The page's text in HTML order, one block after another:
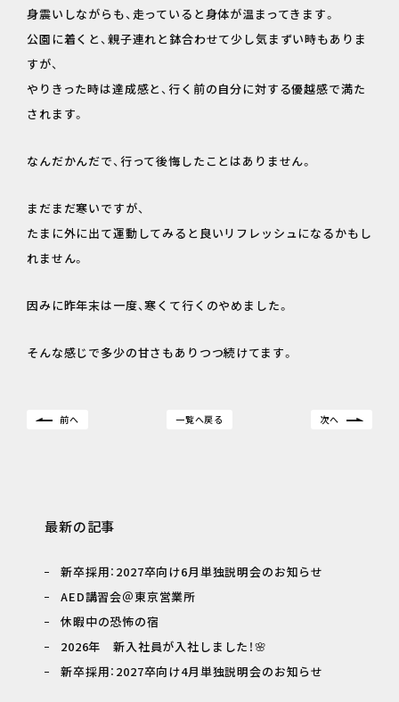
身震いしながらも、走っていると身体が温まってきます。
公園に着くと、親子連れと鉢合わせて少し気まずい時もありま
すが、
やりきった時は達成感と、行く前の自分に対する優越感で満た
されます。
なんだかんだで、行って後悔したことはありません。
まだまだ寒いですが、
たまに外に出て運動してみると良いリフレッシュになるかもし
れません。
因みに昨年末は一度、寒くて行くのやめました。
そんな感じで多少の甘さもありつつ続けてます。
前へ 一覧へ戻る 次へ
最新の記事
新卒採用：2027卒向け6月単独説明会のお知らせ
AED講習会＠東京営業所
休暇中の恐怖の宿
2026年 新入社員が入社しました！🌸
新卒採用：2027卒向け4月単独説明会のお知らせ